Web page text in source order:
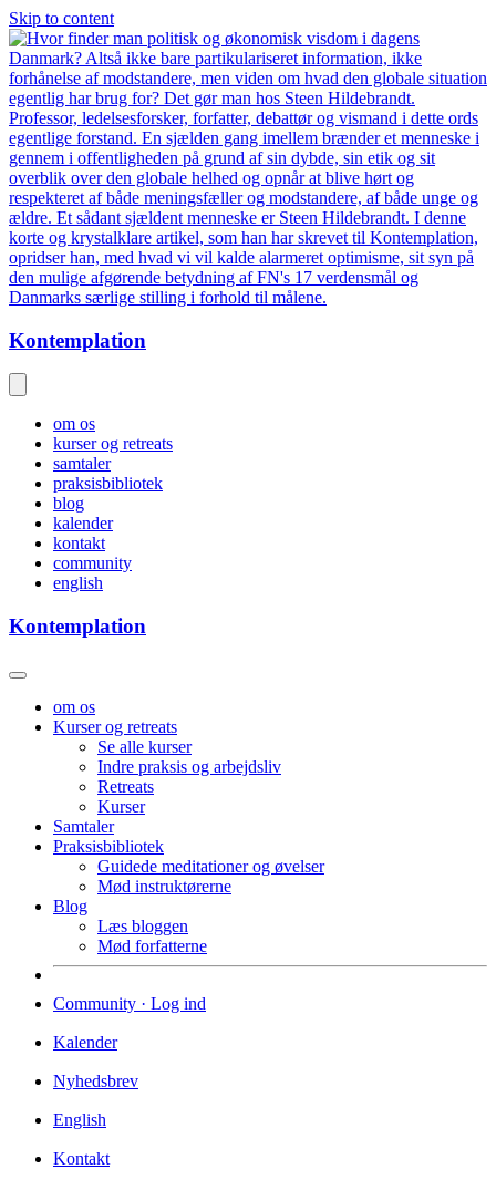
Skip to content
Kontemplation
om os
kurser og retreats
samtaler
praksisbibliotek
blog
kalender
kontakt
community
english
Kontemplation
om os
Kurser og retreats
Se alle kurser
Indre praksis og arbejdsliv
Retreats
Kurser
Samtaler
Praksisbibliotek
Guidede meditationer og øvelser
Mød instruktørerne
Blog
Læs bloggen
Mød forfatterne
Community · Log ind
Kalender
Nyhedsbrev
English
Kontakt